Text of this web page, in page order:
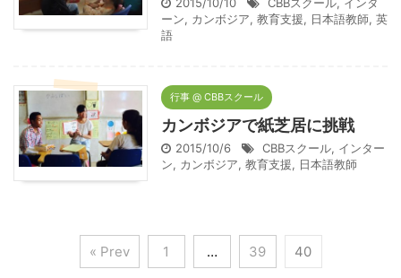
ーン, カンボジア, 教育支援, 日本語教師, 英
語
行事 @ CBBスクール
カンボジアで紙芝居に挑戦
2015/10/6 CBBスクール, インター
ン, カンボジア, 教育支援, 日本語教師
« Prev 1 … 39 40